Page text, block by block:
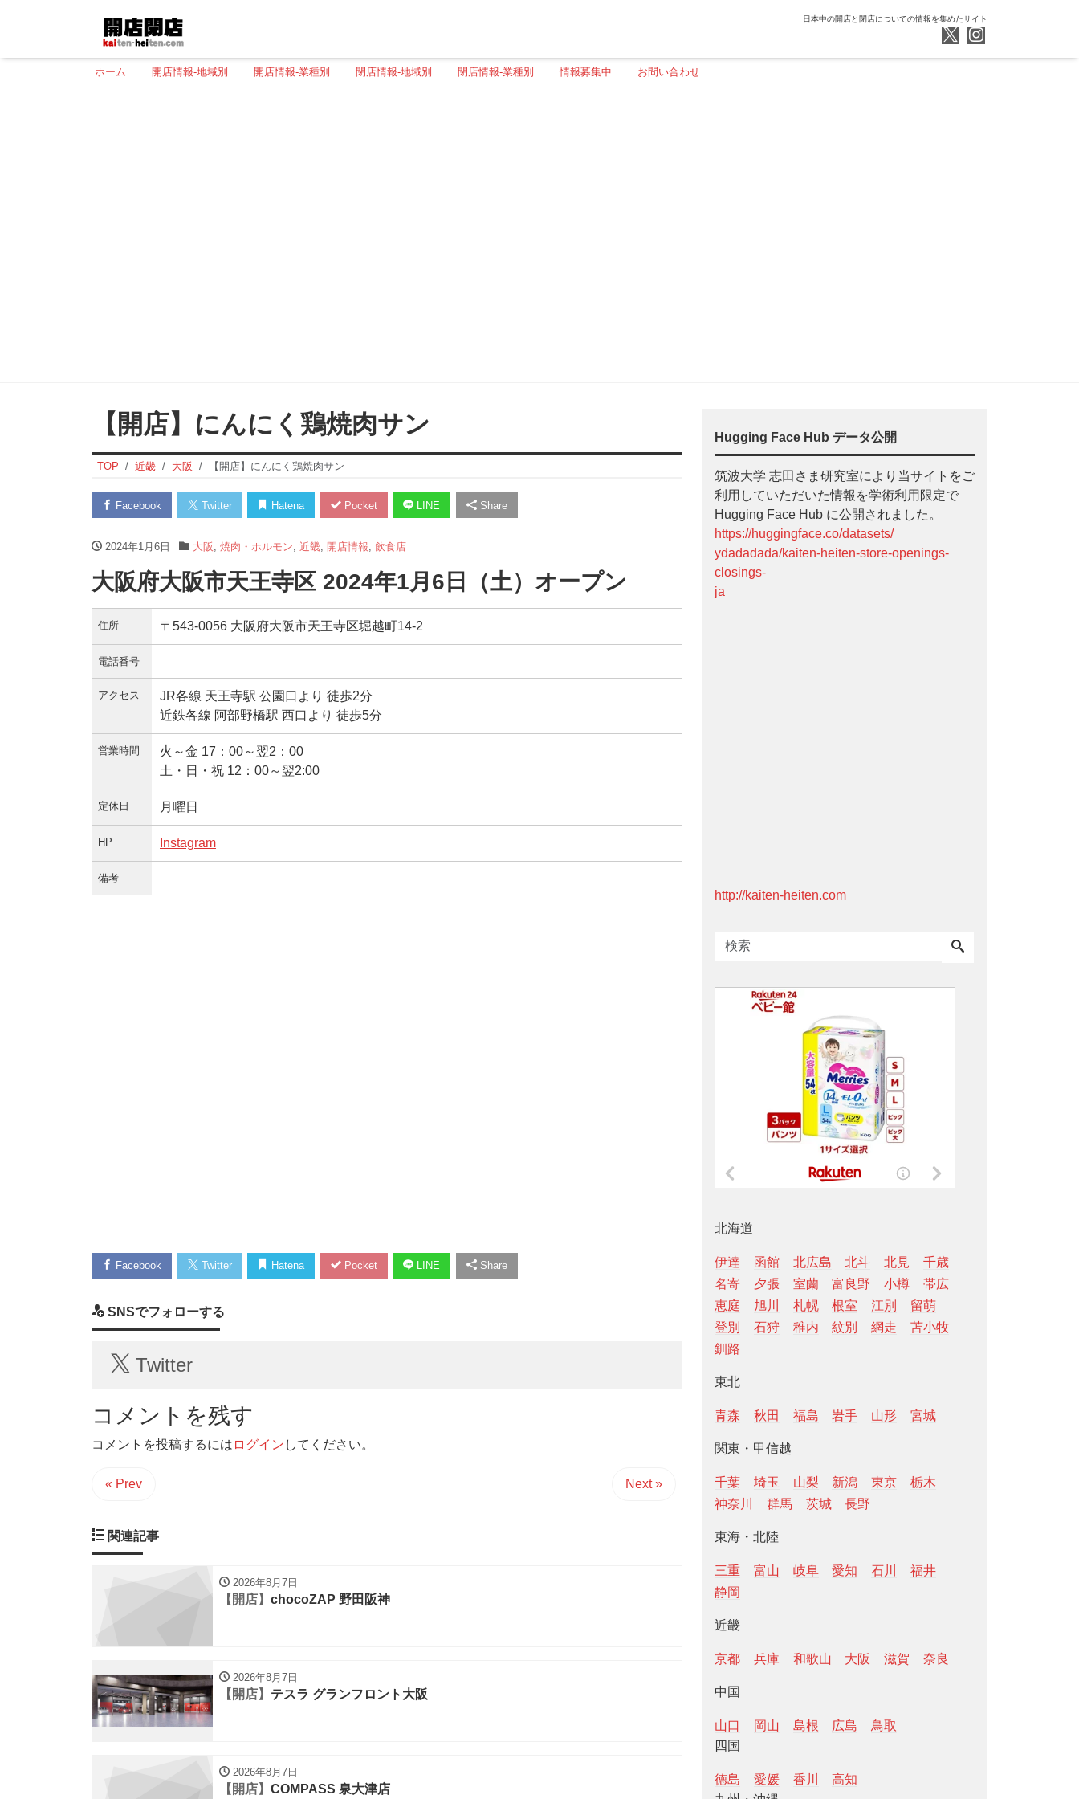
日本中の開店と閉店についての情報を集めたサイト
ホーム 開店情報-地域別 開店情報-業種別 閉店情報-地域別 閉店情報-業種別 情報募集中 お問い合わせ
【開店】にんにく鶏焼肉サン
TOP 近畿 大阪 【開店】にんにく鶏焼肉サン
Facebook Twitter Hatena Pocket LINE Share
2024年1月6日 大阪 焼肉・ホルモン 近畿, 開店情報 飲食店
大阪府大阪市天王寺区 2024年1月6日（土）オープン
住所 〒543-0056 大阪府大阪市天王寺区堀越町14-2
電話番号
アクセス
JR各線 天王寺駅 公園口より 徒歩2分
近鉄各線 阿部野橋駅 西口より 徒歩5分
営業時間
火～金 17：00～翌2：00
土・日・祝 12：00～翌2:00
定休日 月曜日
HP Instagram
備考
Facebook Twitter Hatena Pocket LINE Share
SNSでフォローする
Twitter
コメントを残す
コメントを投稿するには ログイン してください。
« Prev Next »
関連記事
2026年8月7日
【開店】 chocoZAP 野田阪神
2026年8月7日
【開店】 テスラ グランフロント大阪
2026年8月7日
【開店】 COMPASS 泉大津店
Hugging Face Hub データ公開
筑波大学 志田さま研究室により当サイトをご
利用していただいた情報を学術利用限定で
Hugging Face Hub に公開されました。
https://huggingface.co/datasets/
ydadadada/kaiten-heiten-store-openings-
closings-
ja
http://kaiten-heiten.com
北海道
伊達 函館 北広島 北斗 北見
千歳
名寄
夕張 室蘭 富良野 小樽
帯広
恵庭
旭川 札幌 根室 江別
留萌
登別
石狩 稚内 紋別 網走
苫小牧
釧路
東北
青森 秋田 福島 岩手 山形 宮城
関東・甲信越
千葉 埼玉 山梨 新潟 東京
栃木
神奈川
群馬 茨城 長野
東海・北陸
三重 富山 岐阜 愛知 石川
福井
静岡
近畿
京都 兵庫 和歌山 大阪 滋賀 奈良
中国
山口 岡山 島根 広島
鳥取
四国
徳島 愛媛 香川
高知